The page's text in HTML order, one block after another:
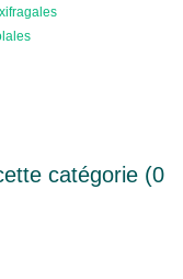
catégorie (0